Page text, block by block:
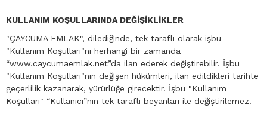
KULLANIM KOŞULLARINDA DEĞİŞİKLİKLER
"ÇAYCUMA EMLAK", dilediğinde, tek taraflı olarak işbu
"Kullanım Koşulları"nı herhangi bir zamanda
“www.caycumaemlak.net”da ilan ederek değiştirebilir. İşbu
"Kullanım Koşulları"nın değişen hükümleri, ilan edildikleri tarihte
geçerlilik kazanarak, yürürlüğe girecektir. İşbu "Kullanım
Koşulları" “Kullanıcı”nın tek taraflı beyanları ile değiştirilemez.